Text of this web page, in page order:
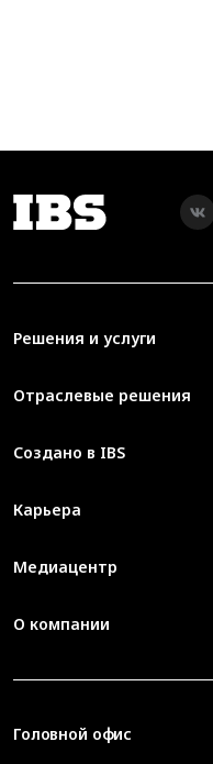
Решения и услуги
Отраслевые решения
Создано в IBS
Карьера
Медиацентр
О компании
Головной офис